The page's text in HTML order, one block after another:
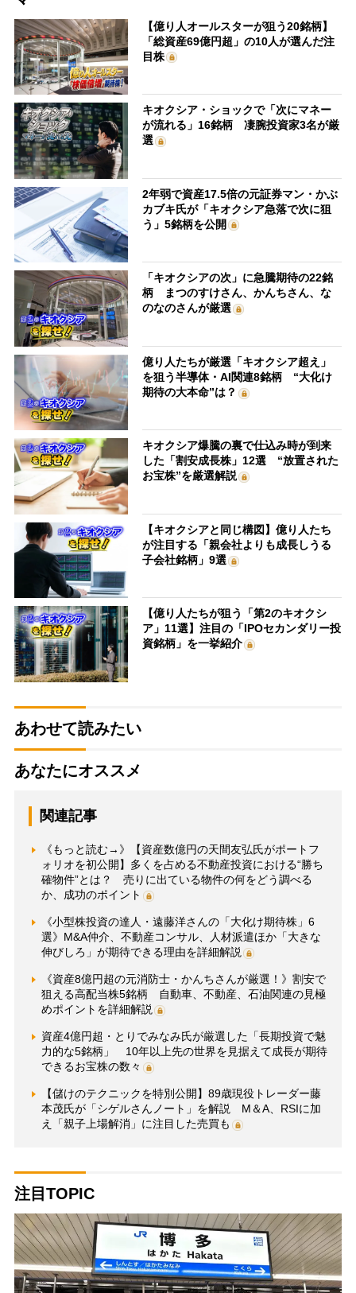
【億り人オールスターが狙う20銘柄】
「総資産69億円超」の10人が選んだ注
目株
キオクシア・ショックで「次にマネー
が流れる」16銘柄 凄腕投資家3名が厳
選
2年弱で資産17.5倍の元証券マン・かぶ
カブキ氏が「キオクシア急落で次に狙
う」5銘柄を公開
「キオクシアの次」に急騰期待の22銘
柄 まつのすけさん、かんちさん、な
のなのさんが厳選
億り人たちが厳選「キオクシア超え」
を狙う半導体・AI関連8銘柄 “大化け
期待の大本命”は？
キオクシア爆騰の裏で仕込み時が到来
した「割安成長株」12選 “放置された
お宝株”を厳選解説
【キオクシアと同じ構図】億り人たち
が注目する「親会社よりも成長しうる
子会社銘柄」9選
【億り人たちが狙う「第2のキオクシ
ア」11選】注目の「IPOセカンダリー投
資銘柄」を一挙紹介
あわせて読みたい
あなたにオススメ
関連記事
《もっと読む→》【資産数億円の天間友弘氏がポートフ
ォリオを初公開】多くを占める不動産投資における“勝ち
確物件”とは？ 売りに出ている物件の何をどう調べる
か、成功のポイント
《小型株投資の達人・遠藤洋さんの「大化け期待株」6
選》M&A仲介、不動産コンサル、人材派遣ほか「大きな
伸びしろ」が期待できる理由を詳細解説
《資産8億円超の元消防士・かんちさんが厳選！》割安で
狙える高配当株5銘柄 自動車、不動産、石油関連の見極
めポイントを詳細解説
資産4億円超・とりでみなみ氏が厳選した「長期投資で魅
力的な5銘柄」 10年以上先の世界を見据えて成長が期待
できるお宝株の数々
【儲けのテクニックを特別公開】89歳現役トレーダー藤
本茂氏が「シゲルさんノート」を解説 M＆A、RSIに加
え「親子上場解消」に注目した売買も
注目TOPIC